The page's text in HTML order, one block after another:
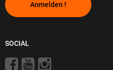
Anmelden !
SOCIAL